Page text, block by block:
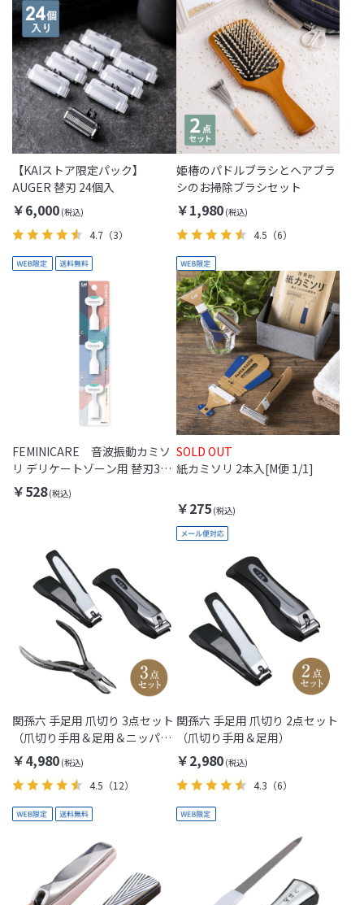
【KAIストア限定パック】
AUGER 替刃 24個入
￥6,000
4.7 （3）
姫椿のパドルブラシとヘアブラ
シのお掃除ブラシセット
￥1,980
4.5 （6）
FEMINICARE 音波振動カミソ
リ デリケートゾーン用 替刃3個
入
￥528
SOLD OUT
紙カミソリ 2本入[M便 1/1]
￥275
関孫六 手足用 爪切り 3点セット
（爪切り手用＆足用＆ニッパ
ー）
￥4,980
4.5 （12）
関孫六 手足用 爪切り 2点セット
（爪切り手用＆足用）
￥2,980
4.3 （6）